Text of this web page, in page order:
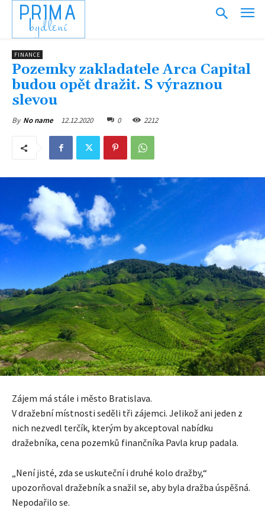
PRIMA
bydlení
FINANCE
Pozemky zakladatele Arca Capital
budou opět dražit. S výraznou
slevou
By No name 12.12.2020 0 2212
Zájem má stále i město Bratislava.
V dražební místnosti seděli tři zájemci. Jelikož ani jeden z
nich nezvedl terčík, kterým by akceptoval nabídku
dražebníka, cena pozemků finančníka Pavla krup padala.
„Není jisté, zda se uskuteční i druhé kolo dražby,“
upozorňoval dražebník a snažil se, aby byla dražba úspěšná.
Nepodařilo se.